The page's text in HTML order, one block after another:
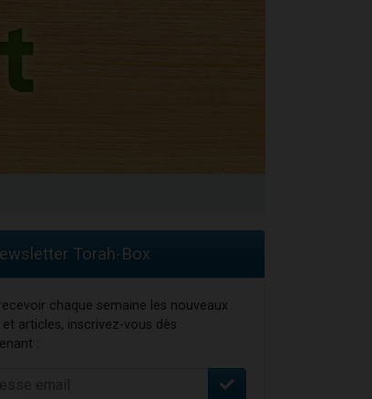
Torah-Box
chaque semaine les nouveaux
articles, inscrivez-vous dès
: